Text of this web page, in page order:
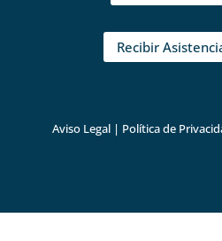
Recibir
Aviso Legal | Política de